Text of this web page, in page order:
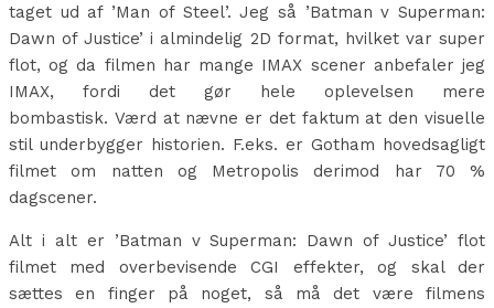
taget ud af ’Man of Steel’. Jeg så ’Batman v Superman:
Dawn of Justice’ i almindelig 2D format, hvilket var super
flot, og da filmen har mange IMAX scener anbefaler jeg
IMAX, fordi det gør hele oplevelsen mere
bombastisk. Værd at nævne er det faktum at den visuelle
stil underbygger historien. F.eks. er Gotham hovedsagligt
filmet om natten og Metropolis derimod har 70 %
dagscener.
Alt i alt er ’Batman v Superman: Dawn of Justice’ flot
filmet med overbevisende CGI effekter, og skal der
sættes en finger på noget, så må det være filmens